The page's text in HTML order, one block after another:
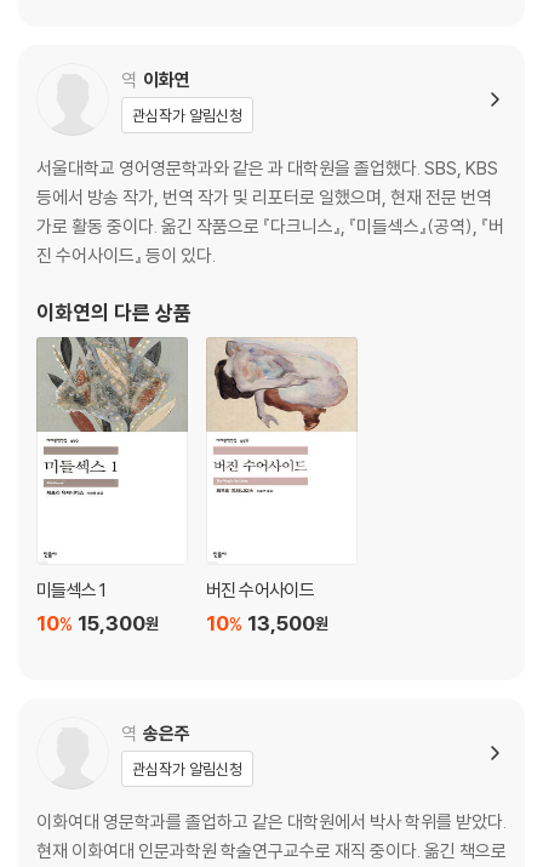
역 이화연
관심작가 알림신청
서울대학교 영어영문학과와 같은 과 대학원을 졸업했다. SBS, KBS
등에서 방송 작가, 번역 작가 및 리포터로 일했으며, 현재 전문 번역
가로 활동 중이다. 옮긴 작품으로 『다크니스』, 『미들섹스』(공역), 『버
진 수어사이드』 등이 있다.
이화연의 다른 상품
미들섹스 1
15,300원
10%
버진 수어사이드
13,500원
10%
역 송은주
관심작가 알림신청
이화여대 영문학과를 졸업하고 같은 대학원에서 박사 학위를 받았다.
현재 이화여대 인문과학원 학술연구교수로 재직 중이다. 옮긴 책으로